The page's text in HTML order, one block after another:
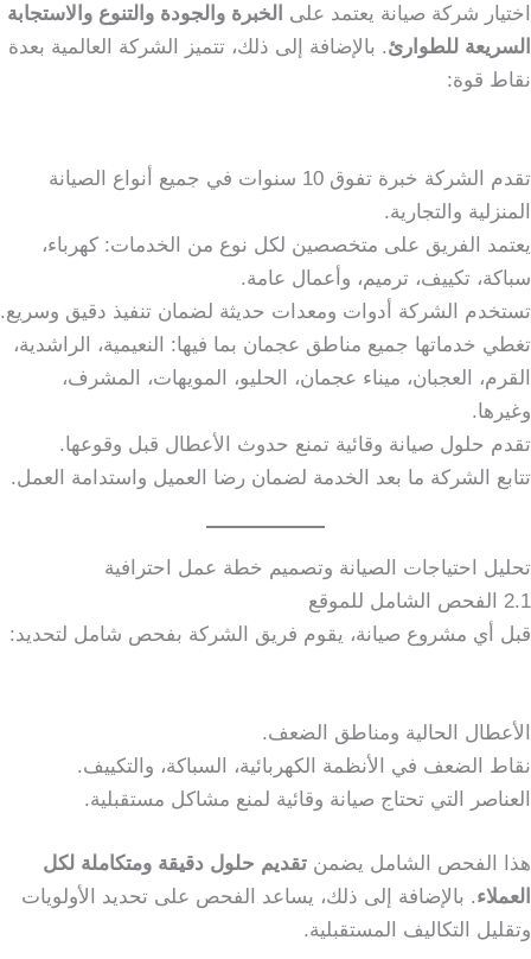
اختيار شركة صيانة يعتمد على الخبرة والجودة والتنوع والاستجابة
السريعة للطوارئ. بالإضافة إلى ذلك، تتميز الشركة العالمية بعدة
نقاط قوة:
تقدم الشركة خبرة تفوق 10 سنوات في جميع أنواع الصيانة
المنزلية والتجارية.
يعتمد الفريق على متخصصين لكل نوع من الخدمات: كهرباء،
سباكة، تكييف، ترميم، وأعمال عامة.
تستخدم الشركة أدوات ومعدات حديثة لضمان تنفيذ دقيق وسريع.
تغطي خدماتها جميع مناطق عجمان بما فيها: النعيمية، الراشدية،
القرم، العجبان، ميناء عجمان، الحليو، المويهات، المشرف،
وغيرها.
تقدم حلول صيانة وقائية تمنع حدوث الأعطال قبل وقوعها.
تتابع الشركة ما بعد الخدمة لضمان رضا العميل واستدامة العمل.
تحليل احتياجات الصيانة وتصميم خطة عمل احترافية
2.1 الفحص الشامل للموقع
قبل أي مشروع صيانة، يقوم فريق الشركة بفحص شامل لتحديد:
الأعطال الحالية ومناطق الضعف.
نقاط الضعف في الأنظمة الكهربائية، السباكة، والتكييف.
العناصر التي تحتاج صيانة وقائية لمنع مشاكل مستقبلية.
هذا الفحص الشامل يضمن تقديم حلول دقيقة ومتكاملة لكل
العملاء. بالإضافة إلى ذلك، يساعد الفحص على تحديد الأولويات
وتقليل التكاليف المستقبلية.